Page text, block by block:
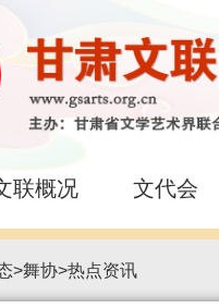
联概况 文代会
>舞协>热点资讯